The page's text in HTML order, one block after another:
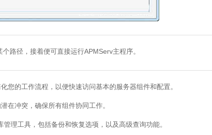
径，接着便可直接运行APMServ主程序。
的工作流程，以便快速访问基本的服务器组件和配置。
冲突，确保所有组件协同工作。
工具，包括备份和恢复选项，以及高级查询功能。